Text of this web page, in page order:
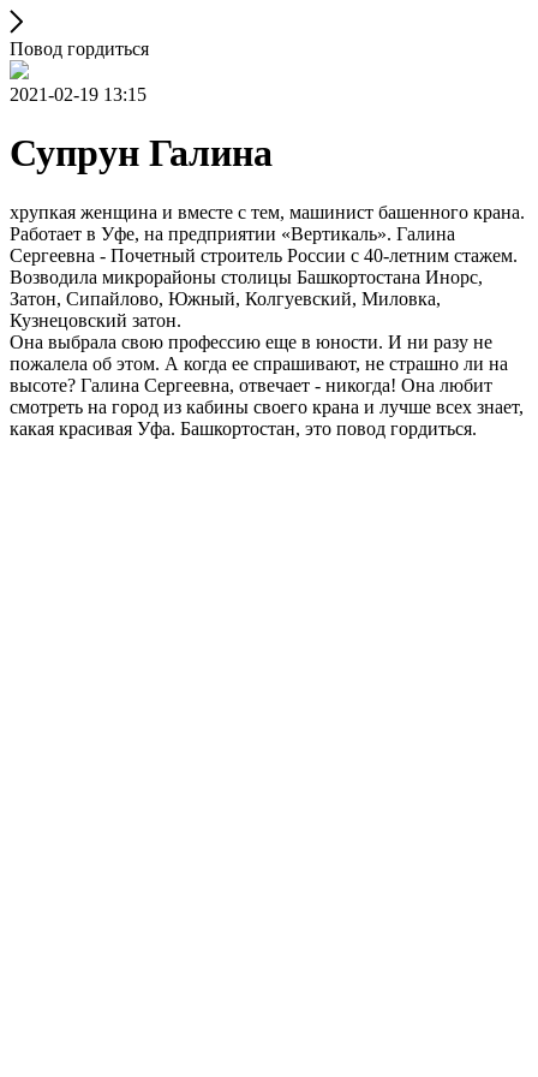
Повод гордиться
2021-02-19 13:15
Супрун Галина
хрупкая женщина и вместе с тем, машинист башенного крана.
Работает в Уфе, на предприятии «Вертикаль». Галина
Сергеевна - Почетный строитель России с 40-летним стажем.
Возводила микрорайоны столицы Башкортостана Инорс,
Затон, Сипайлово, Южный, Колгуевский, Миловка,
Кузнецовский затон.
Она выбрала свою профессию еще в юности. И ни разу не
пожалела об этом. А когда ее спрашивают, не страшно ли на
высоте? Галина Сергеевна, отвечает - никогда! Она любит
смотреть на город из кабины своего крана и лучше всех знает,
какая красивая Уфа. Башкортостан, это повод гордиться.